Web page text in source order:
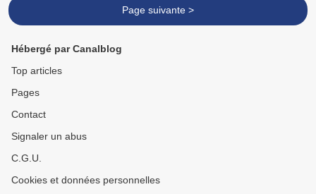
Page suivante >
Hébergé par Canalblog
Top articles
Pages
Contact
Signaler un abus
C.G.U.
Cookies et données personnelles